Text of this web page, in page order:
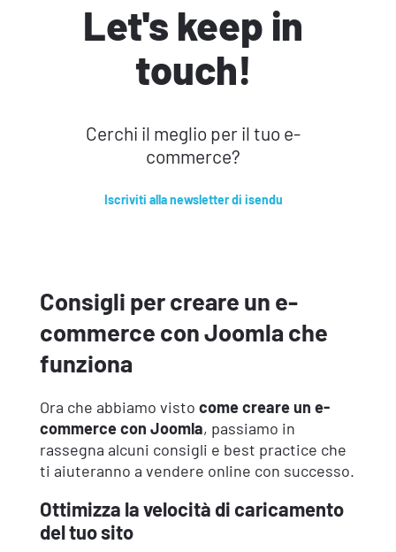
Let's keep in
touch!
Cerchi il meglio per il tuo e-
commerce?
Iscriviti alla newsletter di isendu
Consigli per creare un e-
commerce con Joomla che
funziona
Ora che abbiamo visto come creare un e-
commerce con Joomla, passiamo in
rassegna alcuni consigli e best practice che
ti aiuteranno a vendere online con successo.
Ottimizza la velocità di caricamento
del tuo sito